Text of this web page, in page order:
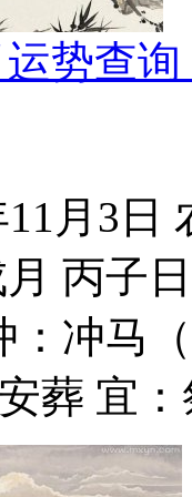
势查
月3日
月 丙子
：冲马
葬 宜